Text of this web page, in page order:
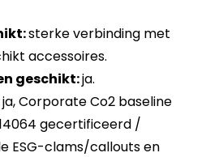
sterke verbinding met
accessoires.
geschikt:ja.
ja, Corporate Co2 baseline
gecertificeerd /
ESG-clams/callouts en